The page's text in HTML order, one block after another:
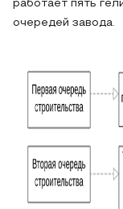
работает пять
очередей завода.